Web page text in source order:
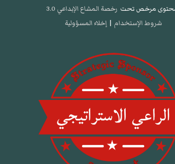
مرخص تحت رخصة المشاع الإبداعي 3.0
شروط الإستخدام | إخلاء المسؤولية